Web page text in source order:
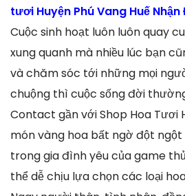
tươi Huyện Phú Vang Huế
Cuộc sinh hoạt luôn luôn quay
xung quanh mà nhiều lúc bạn
và chăm sóc tới những mọi
chuộng thì cuộc sống đời
Contact gần với Shop Hoa Tươi
món vàng hoa bất ngờ đột
trong gia đình yêu của game
thể dễ chịu lựa chọn các loại